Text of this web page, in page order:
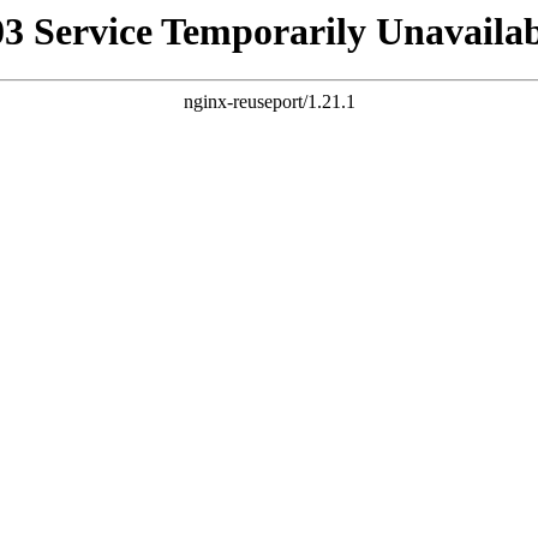
Service Temporarily
nginx-reuseport/1.21.1